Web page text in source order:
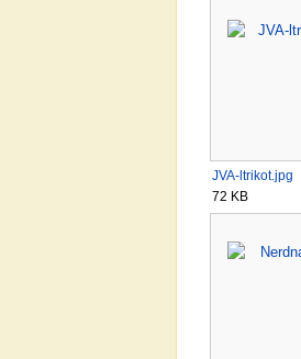
JVA-ltrikot.jpg
72 KB